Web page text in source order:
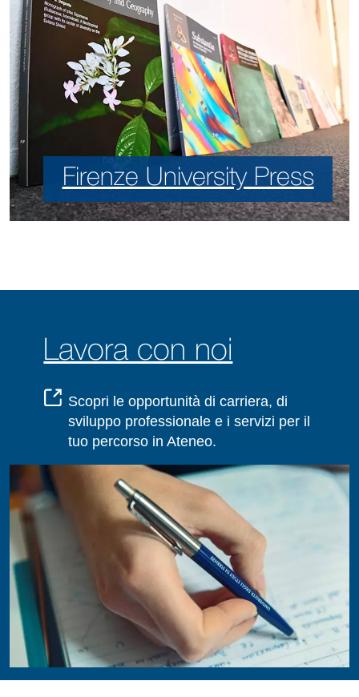
Firenze University Press
Lavora con noi
Scopri le opportunità di carriera, di
sviluppo professionale e i servizi per il
tuo percorso in Ateneo.